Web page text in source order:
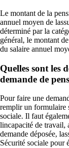
Le montant de la
annuel moyen de
déterminé par la
général, le montant
du salaire annuel
Quelles sont les
demande de
Pour faire une
remplir un formulaire
sociale. Il faut
lincapacité de travail,
demande déposée,
Sécurité sociale pour